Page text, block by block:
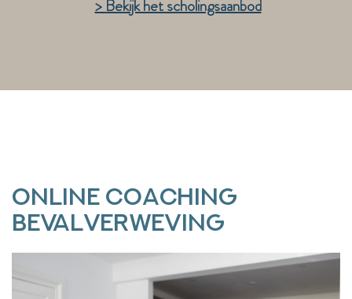
> Bekijk het scholingsaanbod
Online coaching
Bevalverweving